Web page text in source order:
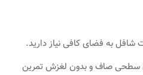
شافل به فضای کافی نیاز دارید.
صاف و بدون لغزش تمرین